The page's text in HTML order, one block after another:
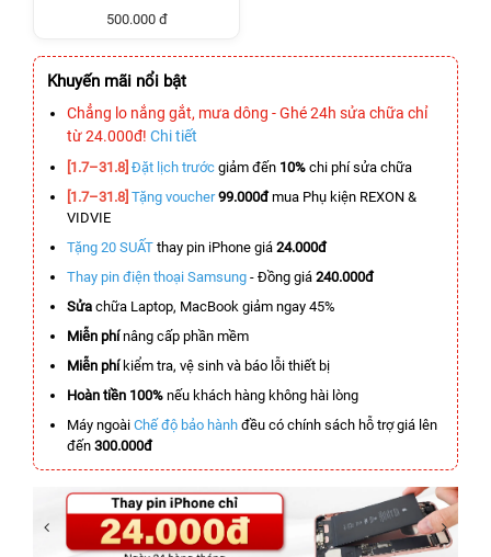
500.000 đ
Khuyến mãi nổi bật
Chẳng lo nắng gắt, mưa dông - Ghé 24h sửa chữa chỉ
từ 24.000đ! Chi tiết
[1.7–31.8] Đặt lịch trước giảm đến 10% chi phí sửa chữa
[1.7–31.8] Tặng voucher 99.000đmua Phụ kiện REXON &
VIDVIE
Tặng 20 SUẤT thay pin iPhone giá 24.000đ
Thay pin điện thoại Samsung - Đồng giá 240.000đ
Sửa chữa Laptop, MacBook giảm ngay 45%
Miễn phínâng cấp phần mềm
Miễn phíkiểm tra, vệ sinh và báo lỗi thiết bị
Hoàn tiền 100% nếu khách hàng không hài lòng
Máy ngoài Chế độ bảo hành đều có chính sách hỗ trợ giá lên
đến 300.000đ